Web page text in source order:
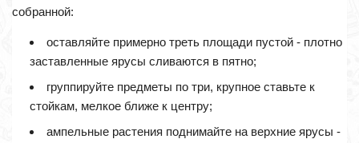
собранной:
оставляйте примерно треть площади пустой - плотно
заставленные ярусы сливаются в пятно;
группируйте предметы по три, крупное ставьте к
стойкам, мелкое ближе к центру;
ампельные растения поднимайте на верхние ярусы -